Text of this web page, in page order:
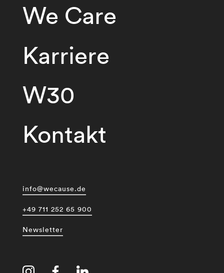
We Care
Karriere
W30
Kontakt
info@wecause.de
+49 711 252 65 900
Newsletter